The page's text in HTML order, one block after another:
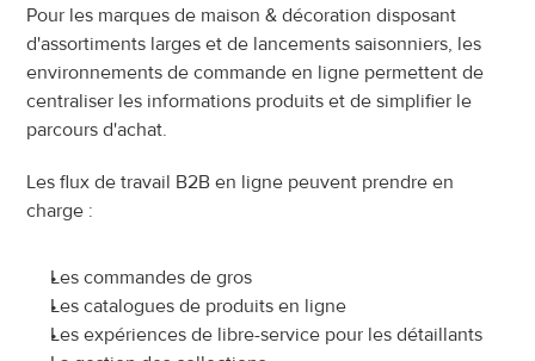
Pour les marques de maison & décoration disposant
d'assortiments larges et de lancements saisonniers, les
environnements de commande en ligne permettent de
centraliser les informations produits et de simplifier le
parcours d'achat.
Les flux de travail B2B en ligne peuvent prendre en
charge :
Les commandes de gros
Les catalogues de produits en ligne
Les expériences de libre-service pour les détaillants